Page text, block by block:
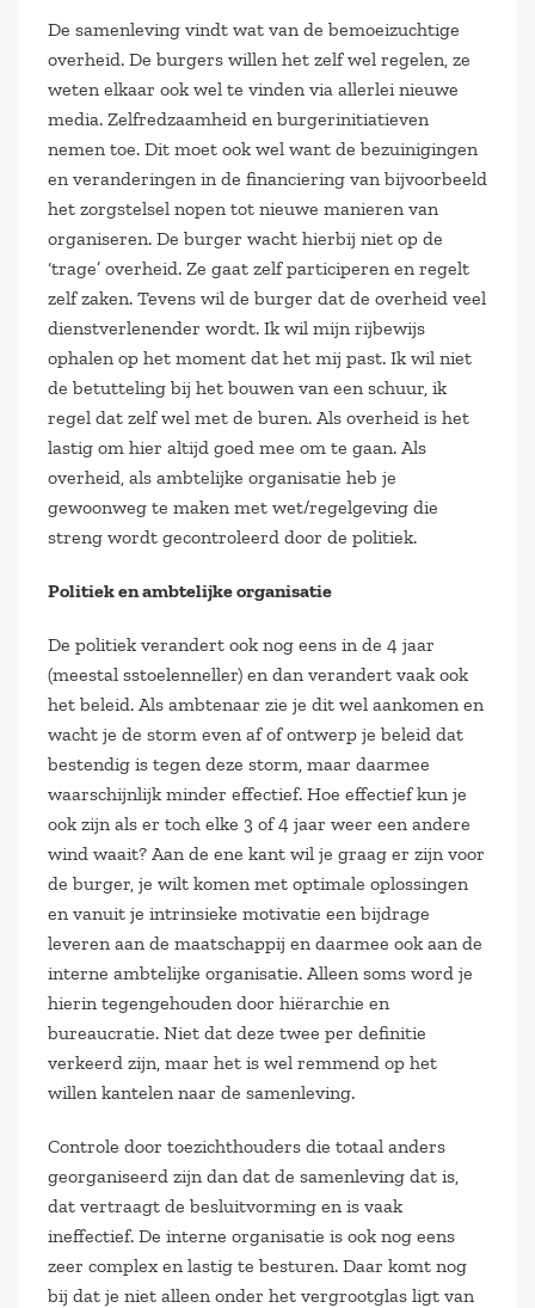
De samenleving vindt wat van de bemoeizuchtige
overheid. De burgers willen het zelf wel regelen, ze
weten elkaar ook wel te vinden via allerlei nieuwe
media. Zelfredzaamheid en burgerinitiatieven
nemen toe. Dit moet ook wel want de bezuinigingen
en veranderingen in de financiering van bijvoorbeeld
het zorgstelsel nopen tot nieuwe manieren van
organiseren. De burger wacht hierbij niet op de
‘trage’ overheid. Ze gaat zelf participeren en regelt
zelf zaken. Tevens wil de burger dat de overheid veel
dienstverlenender wordt. Ik wil mijn rijbewijs
ophalen op het moment dat het mij past. Ik wil niet
de betutteling bij het bouwen van een schuur, ik
regel dat zelf wel met de buren. Als overheid is het
lastig om hier altijd goed mee om te gaan. Als
overheid, als ambtelijke organisatie heb je
gewoonweg te maken met wet/regelgeving die
streng wordt gecontroleerd door de politiek.
Politiek en ambtelijke organisatie
De politiek verandert ook nog eens in de 4 jaar
(meestal sstoelenneller) en dan verandert vaak ook
het beleid. Als ambtenaar zie je dit wel aankomen en
wacht je de storm even af of ontwerp je beleid dat
bestendig is tegen deze storm, maar daarmee
waarschijnlijk minder effectief. Hoe effectief kun je
ook zijn als er toch elke 3 of 4 jaar weer een andere
wind waait? Aan de ene kant wil je graag er zijn voor
de burger, je wilt komen met optimale oplossingen
en vanuit je intrinsieke motivatie een bijdrage
leveren aan de maatschappij en daarmee ook aan de
interne ambtelijke organisatie. Alleen soms word je
hierin tegengehouden door hiërarchie en
bureaucratie. Niet dat deze twee per definitie
verkeerd zijn, maar het is wel remmend op het
willen kantelen naar de samenleving.
Controle door toezichthouders die totaal anders
georganiseerd zijn dan dat de samenleving dat is,
dat vertraagt de besluitvorming en is vaak
ineffectief. De interne organisatie is ook nog eens
zeer complex en lastig te besturen. Daar komt nog
bij dat je niet alleen onder het vergrootglas ligt van